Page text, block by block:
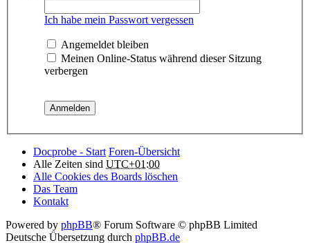
Ich habe mein Passwort vergessen
Angemeldet bleiben
Meinen Online-Status während dieser Sitzung
verbergen
Docprobe - Start Foren-Übersicht
Alle Zeiten sind UTC+01:00
Alle Cookies des Boards löschen
Das Team
Kontakt
Powered by phpBB® Forum Software © phpBB Limited
Deutsche Übersetzung durch phpBB.de